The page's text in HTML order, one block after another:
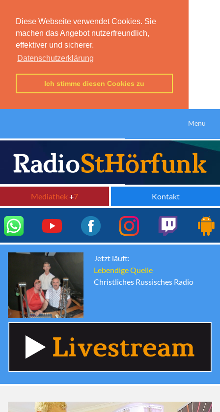
Diese Webseite verwendet Cookies. Sie
machen das Angebot nutzerfreundlich,
effektiver und sicherer.
Datenschutzerklärung
Ich stimme diesen Cookies zu
Menu
Mediathek+7 Kontakt
Jetzt läuft:
Lebendige Quelle
Christliches Russisches Radio